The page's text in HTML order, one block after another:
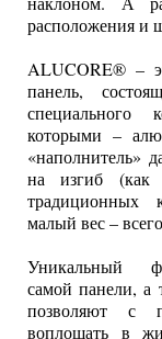
расположения и
ALUCORE® –
панель,
специального
которыми –
«наполнитель»
на изгиб
традиционных
малый вес –
Уникальный
самой панели, а
позволяют с
воплощать в